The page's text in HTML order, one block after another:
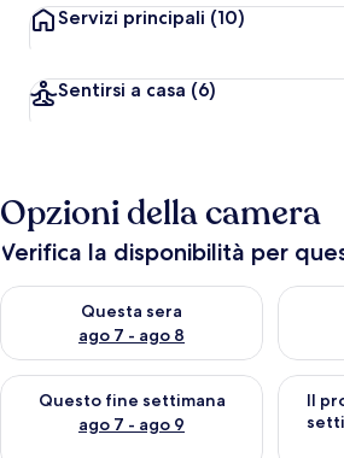
Servizi principali (10)
Sentirsi a casa (6)
Opzioni della camera
Verifica la disponibilità per
Questa sera
ago 7 - ago 8
Verifica la disponibilità per questa sera,
Questo fine settimana
ago 7 - ago 9
Verifica la disponibilità per questo fine
Il